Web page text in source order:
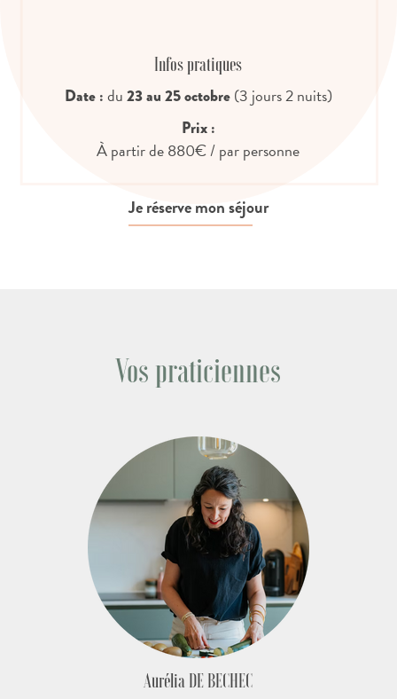
Infos pratiques
Date :du23 au 25 octobre(3 jours 2 nuits)
Prix :
À partir de 880€ / par personne
Je réserve mon séjour
Vos praticiennes
Aurélia DE BECHEC